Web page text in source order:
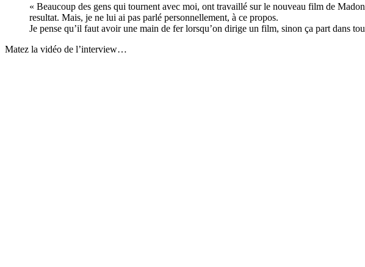
« Beaucoup des gens qui tournent avec moi, ont travaillé sur le nouveau film de
resultat. Mais, je ne lui ai pas parlé personnellement, à ce propos.
Je pense qu’il faut avoir une main de fer lorsqu’on dirige un film, sinon ça part dans
Matez la vidéo de l’interview…